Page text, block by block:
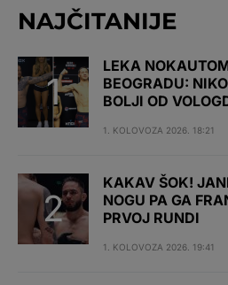
NAJČITANIJE
LEKA
BEOGRADU:
BOLJI OD
1. KOLOVOZA 2026. 18:21
KAKAV ŠOK!
NOGU PA GA
PRVOJ RUNDI
1. KOLOVOZA 2026. 19:41